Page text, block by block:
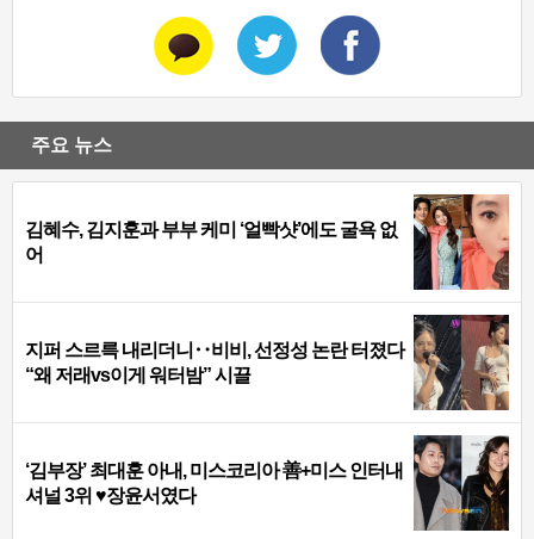
주요 뉴스
김혜수, 김지훈과 부부 케미 ‘얼빡샷’에도 굴욕 없
어
지퍼 스르륵 내리더니‥비비, 선정성 논란 터졌다
“왜 저래vs이게 워터밤” 시끌
‘김부장’ 최대훈 아내, 미스코리아 善+미스 인터내
셔널 3위 ♥장윤서였다